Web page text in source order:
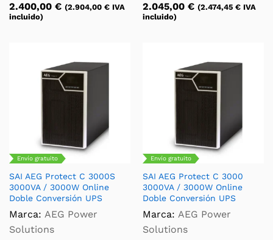
2.400,00 € (2.904,00 € IVA
incluido)
2.045,00 € (2.474,45 € IVA
incluido)
Envío gratuito
SAI AEG Protect C 3000S
3000VA / 3000W Online
Doble Conversión UPS
Marca: AEG Power
Solutions
Envío gratuito
SAI AEG Protect C 3000
3000VA / 3000W Online
Doble Conversión UPS
Marca: AEG Power
Solutions